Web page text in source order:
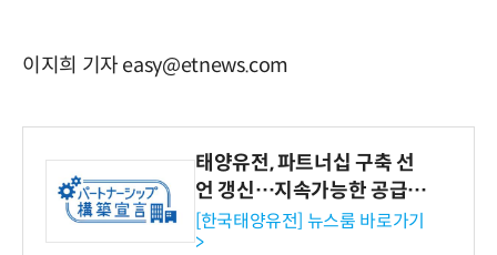
이지희 기자 easy@etnews.com
태양유전, 파트너십 구축 선
언 갱신…지속가능한 공급망
협력 강화
[한국태양유전] 뉴스룸 바로가기
>